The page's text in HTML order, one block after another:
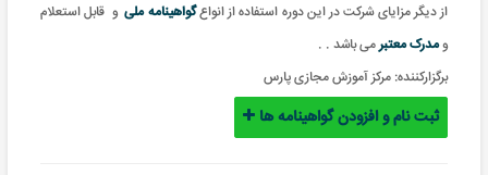
از دیگر مزایای شرکت در این دوره استفاده از انواعگواهینامه ملیو قابل استعلام
ومدرک معتبرمی باشد . .
برگزارکننده: مرکز آموزش مجازی پارس
ثبت نام و افزودن گواهینامه ها